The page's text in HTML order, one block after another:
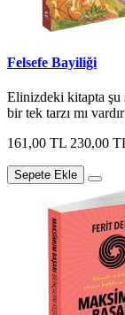
Felsefe Bayiliği
Elinizdeki kitapta şu
bir tek tarzı mı
161,00 TL 230,00
Sepete Ekle